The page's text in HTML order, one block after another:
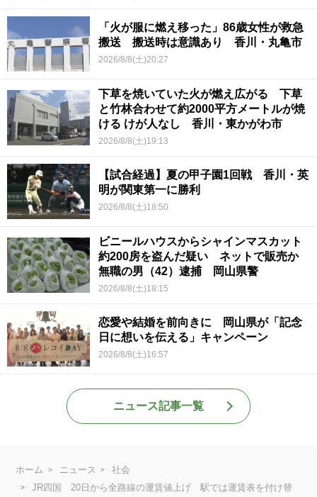
「火が服に燃え移った」86歳女性が救急
搬送 搬送時は意識あり 香川・丸亀市
2026/8/8(土)20:27
下草を焼いていた火が燃え広がる 下草
と竹林合わせて約2000平方メートルが焼
ける けが人なし 香川・東かがわ市
2026/8/8(土)19:13
【試合経過】夏の甲子園1回戦 香川・英
明が関東第一に勝利
2026/8/8(土)18:50
ビニールハウスからシャインマスカット
約200房を盗んだ疑い ネットで販売か
無職の男（42）逮捕 岡山県警
2026/8/8(土)18:15
恋愛や結婚を前向きに 岡山県が「記念
日に想いを伝える」キャンペーン
2026/8/8(土)16:57
ニュース記事一覧
ホーム ニュース
社会
JR四国 20日から全路線の運賃値上げ 駅では運賃表を付け替